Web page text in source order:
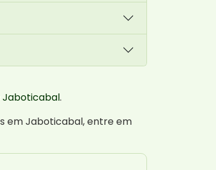
Jaboticabal.
em Jaboticabal, entre em